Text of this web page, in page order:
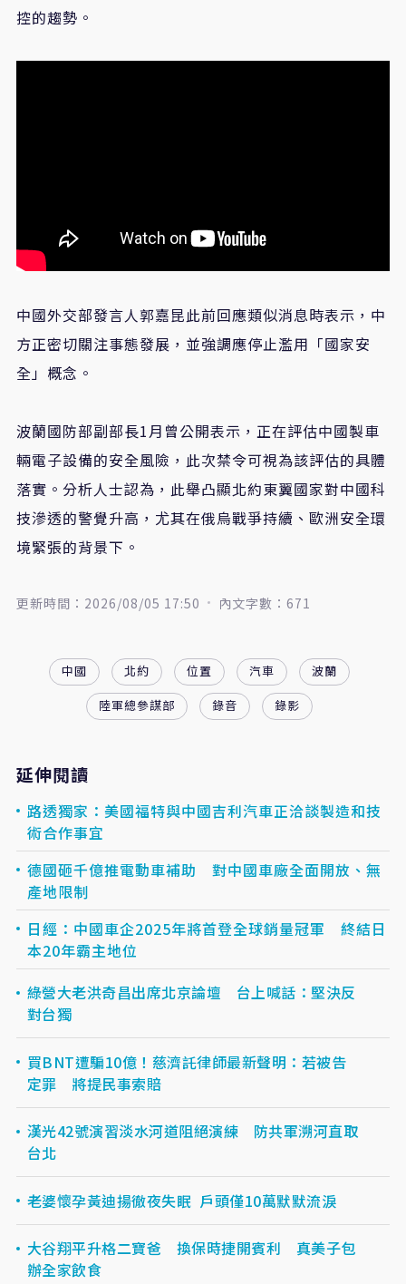
控的趨勢。
中國外交部發言人郭嘉昆此前回應類似消息時表示，中
方正密切關注事態發展，並強調應停止濫用「國家安
全」概念。
波蘭國防部副部長1月曾公開表示，正在評估中國製車
輛電子設備的安全風險，此次禁令可視為該評估的具體
落實。分析人士認為，此舉凸顯北約東翼國家對中國科
技滲透的警覺升高，尤其在俄烏戰爭持續、歐洲安全環
境緊張的背景下。
更新時間：2026/08/05 17:50 內文字數：671
中國 北約 位置 汽車
波蘭
陸軍總參謀部
錄音 錄影
延伸閱讀
路透獨家：美國福特與中國吉利汽車正洽談製造和技
術合作事宜
德國砸千億推電動車補助 對中國車廠全面開放、無
產地限制
日經：中國車企2025年將首登全球銷量冠軍 終結日
本20年霸主地位
綠營大老洪奇昌出席北京論壇 台上喊話：堅決反
對台獨
買BNT遭騙10億！慈濟託律師最新聲明：若被告
定罪 將提民事索賠
漢光42號演習淡水河道阻絕演練 防共軍溯河直取
台北
老婆懷孕黃迪揚徹夜失眠 戶頭僅10萬默默流淚
大谷翔平升格二寶爸 換保時捷開賓利 真美子包
辦全家飲食